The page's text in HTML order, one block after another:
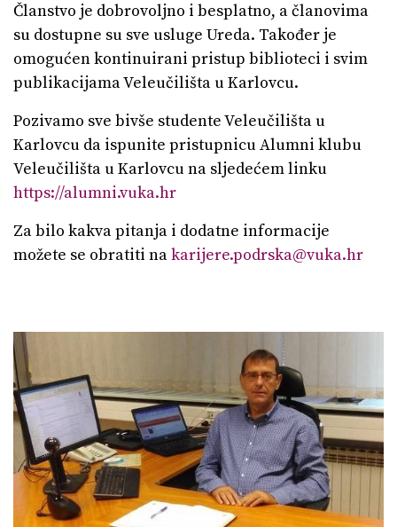
Članstvo je dobrovoljno i besplatno, a članovima
su dostupne su sve usluge Ureda. Također je
omogućen kontinuirani pristup biblioteci i svim
publikacijama Veleučilišta u Karlovcu.
Pozivamo sve bivše studente Veleučilišta u
Karlovcu da ispunite pristupnicu Alumni klubu
Veleučilišta u Karlovcu na sljedećem linku
https://alumni.vuka.hr
Za bilo kakva pitanja i dodatne informacije
možete se obratiti nakarijere.podrska@vuka.hr